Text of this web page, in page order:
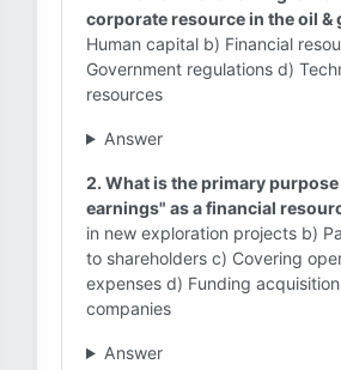
corporate resource in the oil &
Human capital b) Financial
Government regulations d)
resources
Answer
2. What is the primary
earnings" as a financial
in new exploration projects b)
to shareholders c) Covering
expenses d) Funding
companies
Answer